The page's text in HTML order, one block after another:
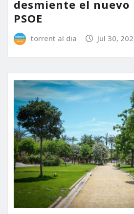
desmiente el nuevo
PSOE
torrent al dia Jul 30,